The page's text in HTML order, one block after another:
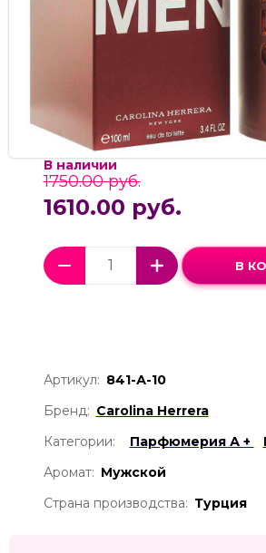
В наличии
1750.00 руб.
1610.00 руб.
В
Артикул: 841-А-10
Бренд: Carolina Herrera
Категории:
Парфюмерия А +
Аромат: Мужской
Страна производства: Турция